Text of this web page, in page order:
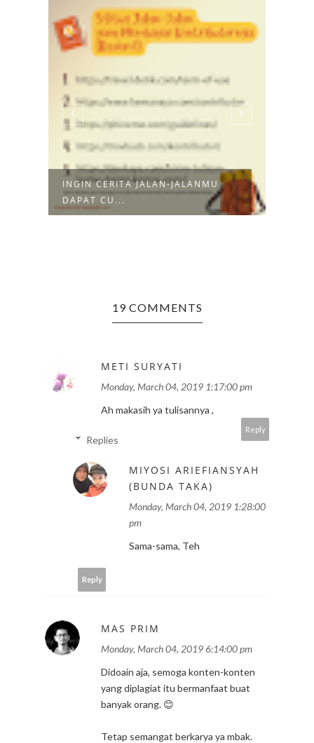
INGIN CERITA JALAN-JALANMU
DAPAT CU...
19 COMMENTS
METI SURYATI
Monday, March 04, 2019 1:17:00 pm
Ah makasih ya tulisannya ,
Reply
Replies
MIYOSI ARIEFIANSYAH
(BUNDA TAKA)
Monday, March 04, 2019 1:28:00
pm
Sama-sama, Teh
Reply
MAS PRIM
Monday, March 04, 2019 6:14:00 pm
Didoain aja, semoga konten-konten
yang diplagiat itu bermanfaat buat
banyak orang. 😊
Tetap semangat berkarya ya mbak.